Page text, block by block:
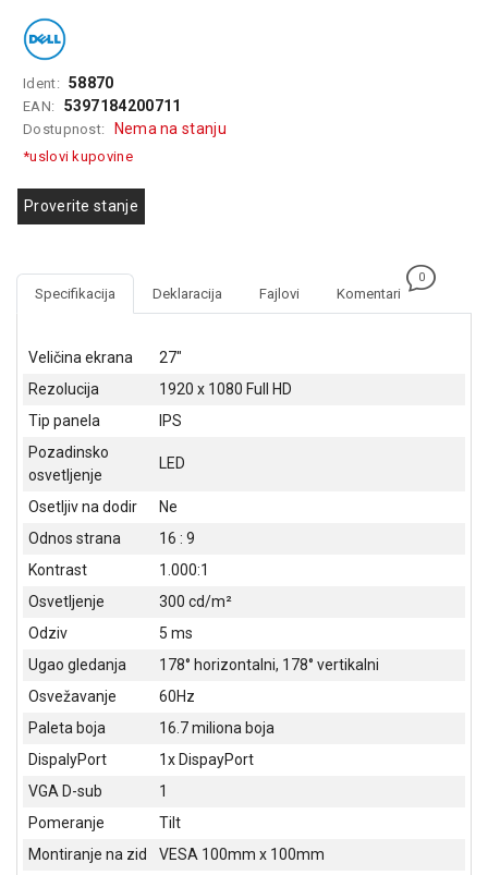
PERIFERIJE
EELEKTRO
ZAŠTITA
SISTEMI
FOTOKOPIRI
FOTOAPARATI
I KAMERE
GPS
NAVIGACIJE
NADZOR I
SIGURNOSNA
OPREMA
SOFTWARE
ADAPTERI
MATERIJAL
ZA
KUĆU
Ident: 58870
EAN: 5397184200711
Dostupnost: Nema na stanju
*uslovi kupovine
Proverite stanje
Specifikacija Deklaracija Fajlovi Komentari
0
Veličina ekrana
27"
Rezolucija
1920 x 1080 Full HD
Tip panela
IPS
Pozadinsko
osvetljenje
LED
Osetljiv na dodir
Ne
Odnos strana
16 : 9
Kontrast
1.000:1
Osvetljenje
300 cd/m²
Odziv
5 ms
Ugao gledanja
178° horizontalni, 178° vertikalni
Osvežavanje
60Hz
Paleta boja
16.7 miliona boja
DispalyPort
1x DispayPort
VGA D-sub
1
Pomeranje
Tilt
Montiranje na zid
VESA 100mm x 100mm